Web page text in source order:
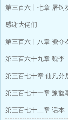
第三百六十七章 屠钧
感谢大佬们
第三百六十八章 褫夺
第三百六十九章 魏李
第三百七十章 仙凡分
第三百七十一章 豫馥
第三百七十二章 话本